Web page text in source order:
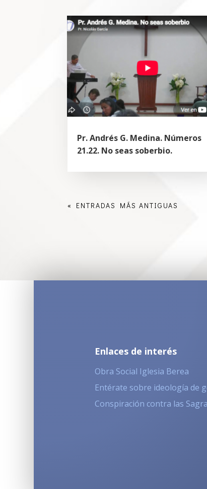
Pr. Andrés G. Medina. Números
21.22. No seas soberbio.
« ENTRADAS MÁS ANTIGUAS
Enlaces de interés
Obra Social Iglesia Berea
Entérate sobre ideología de
Conspiración contra las